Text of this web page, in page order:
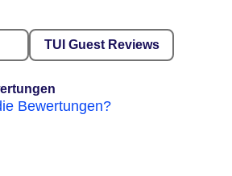
TUI Guest Reviews
Bewertungen?